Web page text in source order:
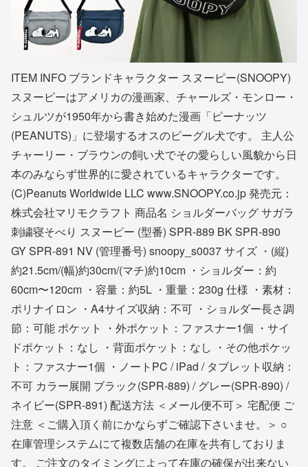
ITEM INFO ブランドキャラクター スヌーピー(SNOOPY)
スヌーピーはアメリカの漫画家、チャールズ・モンロー・
シュルツが1950年から書き始めた漫画「ピーナッツ
(PEANUTS)」に登場するオスのビーグル犬です。 主人公
チャーリー・ブラウンの飼い犬でその愛らしい風貌から日
本のみならず世界的に愛されているキャラクターです。
(C)Peanuts Worldwide LLC www.SNOOPY.co.jp 発売元：
株式会社マリモクラフト 商品名 ショルダーバッグ サガラ
刺繍寝そべり スヌーピー (型番) SPR-889 BK SPR-890
GY SPR-891 NV (管理番号) snoopy_s0037 サイズ ・(縦)
約21.5cm/(幅)約30cm/(マチ)約10cm ・ショルダー：約
60cm〜120cm ・容量：約5L ・重量：230g 仕様 ・素材：
ポリナイロン ・A4サイズ収納：不可 ・ショルダー長さ調
節：可能 ポケット ・外ポケット：ファスナー1個 ・サイ
ドポケット：なし ・背面ポケット：なし ・その他ポケッ
ト：ファスナー1個 ・ノートPC / iPad / タブレット収納：
不可 カラー展開 ブラック(SPR-889) / グレー(SPR-890) /
ネイビー(SPR-891) 配送方法 ＜メール便不可＞ 宅配便 ご
注意 ＜ご購入頂く前にかならずご確認下さいませ。＞ ○
在庫管理システムにて複数店舗の在庫を共有しておりま
す。 ご注文のタイミングによって在庫の確保が出来ない